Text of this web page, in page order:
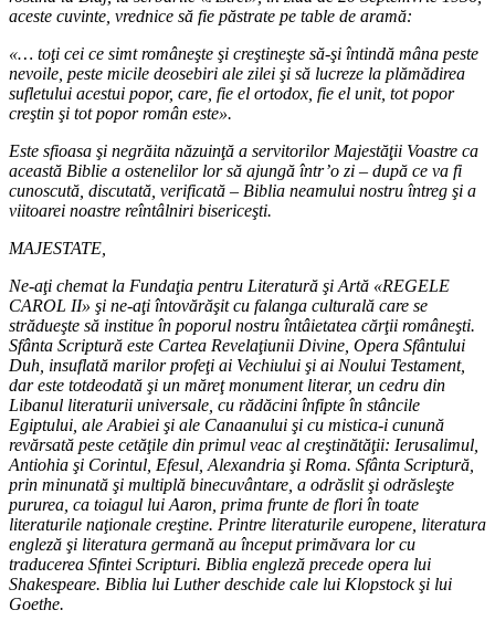
aceste cuvinte, vrednice să fie păstrate pe table de aramă:
«… toţi cei ce simt româneşte şi creştineşte să-şi întindă mâna peste
nevoile, peste micile deosebiri ale zilei şi să lucreze la plămădirea
sufletului acestui popor, care, fie el ortodox, fie el unit, tot popor
creştin şi tot popor român este».
Este sfioasa şi negrăita năzuinţă a servitorilor Majestăţii Voastre ca
această Biblie a ostenelilor lor să ajungă într’o zi – după ce va fi
cunoscută, discutată, verificată – Biblia neamului nostru întreg şi a
viitoarei noastre reîntâlniri bisericeşti.
MAJESTATE,
Ne-aţi chemat la Fundaţia pentru Literatură şi Artă «REGELE
CAROL II» şi ne-aţi întovărăşit cu falanga culturală care se
strădueşte să institue în poporul nostru întâietatea cărţii româneşti.
Sfânta Scriptură este Cartea Revelaţiunii Divine, Opera Sfântului
Duh, insuflată marilor profeţi ai Vechiului şi ai Noului Testament,
dar este totdeodată şi un măreţ monument literar, un cedru din
Libanul literaturii universale, cu rădăcini înfipte în stâncile
Egiptului, ale Arabiei şi ale Canaanului şi cu mistica-i cunună
revărsată peste cetăţile din primul veac al creştinătăţii: Ierusalimul,
Antiohia şi Corintul, Efesul, Alexandria şi Roma. Sfânta Scriptură,
prin minunată şi multiplă binecuvântare, a odrăslit şi odrăsleşte
pururea, ca toiagul lui Aaron, prima frunte de flori în toate
literaturile naţionale creştine. Printre literaturile europene, literatura
engleză şi literatura germană au început primăvara lor cu
traducerea Sfintei Scripturi. Biblia engleză precede opera lui
Shakespeare. Biblia lui Luther deschide cale lui Klopstock şi lui
Goethe.